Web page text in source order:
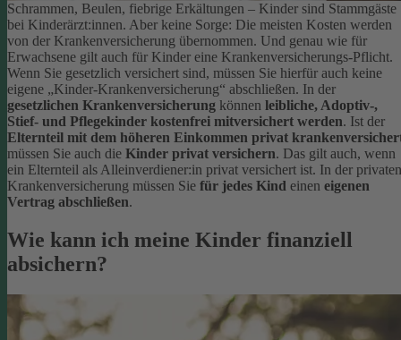
Schrammen, Beulen, fiebrige Erkältungen – Kinder sind Stammgäste
bei Kinderärzt:innen. Aber keine Sorge: Die meisten Kosten werden
von der Krankenversicherung übernommen. Und genau wie für
Erwachsene gilt auch für Kinder eine Krankenversicherungs-Pflicht.
Wenn Sie gesetzlich versichert sind, müssen Sie hierfür auch keine
eigene „Kinder-Krankenversicherung“ abschließen. In der
gesetzlichen Krankenversicherung können leibliche, Adoptiv-,
Stief- und Pflegekinder kostenfrei mitversichert werden. Ist der
Elternteil mit dem höheren Einkommen privat
müssen Sie auch die Kinder privat versichern. Das gilt auch, wenn
ein Elternteil als Alleinverdiener:in privat versichert ist. In der privaten
Krankenversicherung müssen Sie für jedes Kind einen eigenen
Vertrag abschließen.
Wie kann ich meine Kinder finanziell
absichern?